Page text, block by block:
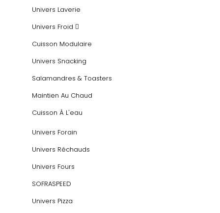
Univers Laverie
Univers Froid
Cuisson Modulaire
Univers Snacking
Salamandres & Toasters
Maintien Au Chaud
Cuisson À L'eau
Univers Forain
Univers Réchauds
Univers Fours
SOFRASPEED
Univers Pizza